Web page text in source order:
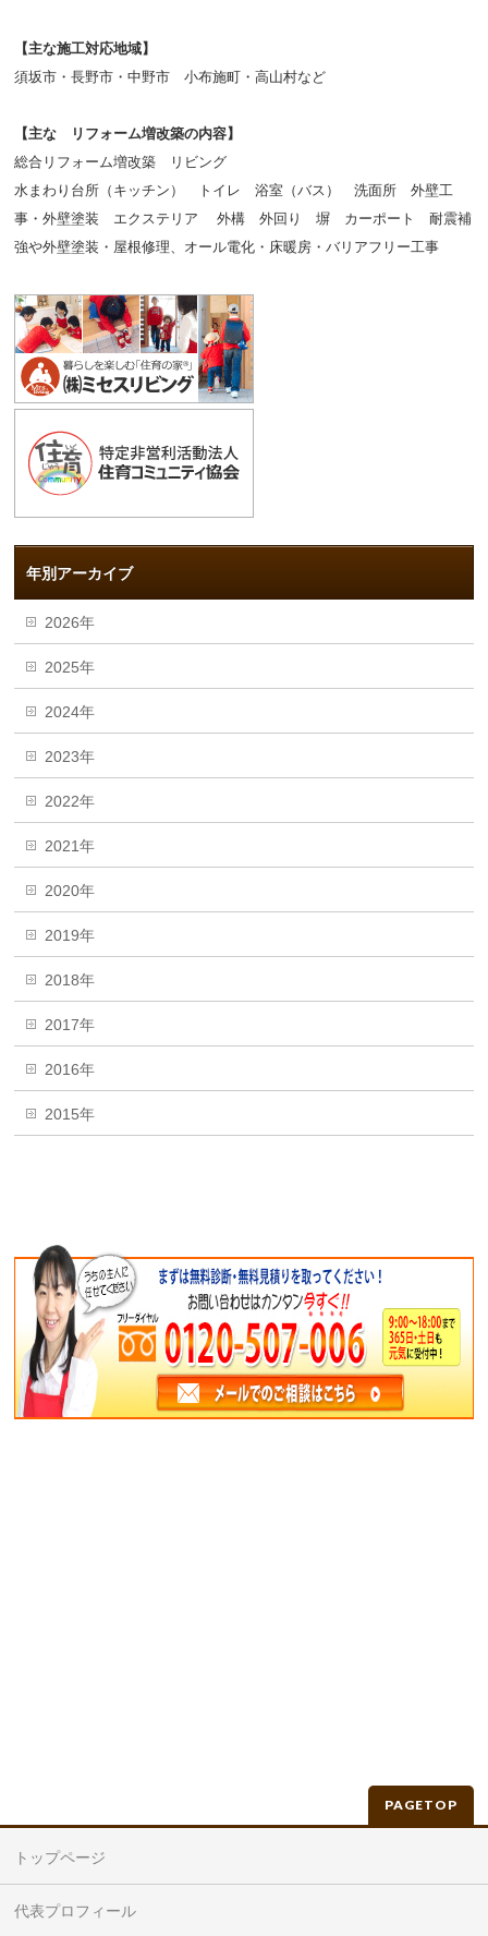
【主な施工対応地域】
須坂市・長野市・中野市 小布施町・高山村など
【主な リフォーム増改築の内容】
総合リフォーム増改築 リビング
水まわり台所（キッチン） トイレ 浴室（バス） 洗面所 外壁工
事・外壁塗装 エクステリア 外構 外回り 塀 カーポート 耐震補
強や外壁塗装・屋根修理、オール電化・床暖房・バリアフリー工事
年別アーカイブ
2026年
2025年
2024年
2023年
2022年
2021年
2020年
2019年
2018年
2017年
2016年
2015年
PAGETOP
トップページ
代表プロフィール